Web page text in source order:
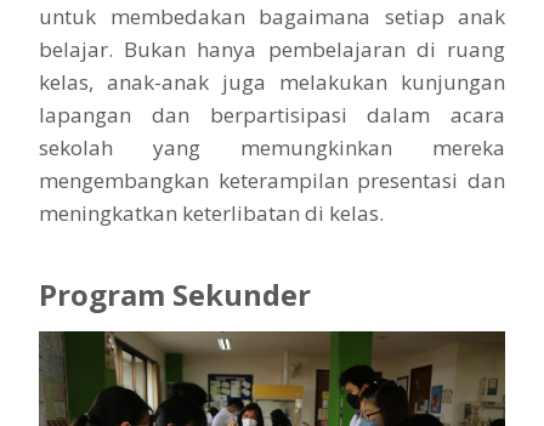
untuk membedakan bagaimana setiap anak
belajar. Bukan hanya pembelajaran di ruang
kelas, anak-anak juga melakukan kunjungan
lapangan dan berpartisipasi dalam acara
sekolah yang memungkinkan mereka
mengembangkan keterampilan presentasi dan
meningkatkan keterlibatan di kelas.
Program Sekunder